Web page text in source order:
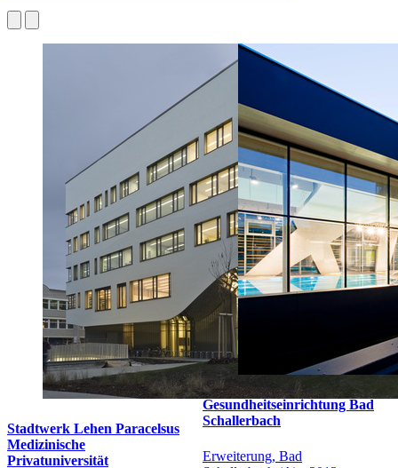
Stadtwerk Lehen Paracelsus
Medizinische
Privatuniversität
Gesundheitseinrichtung Bad
Schallerbach
Erweiterung, Bad